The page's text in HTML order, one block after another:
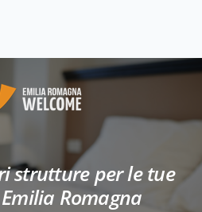
strutture per le tue
Romagna